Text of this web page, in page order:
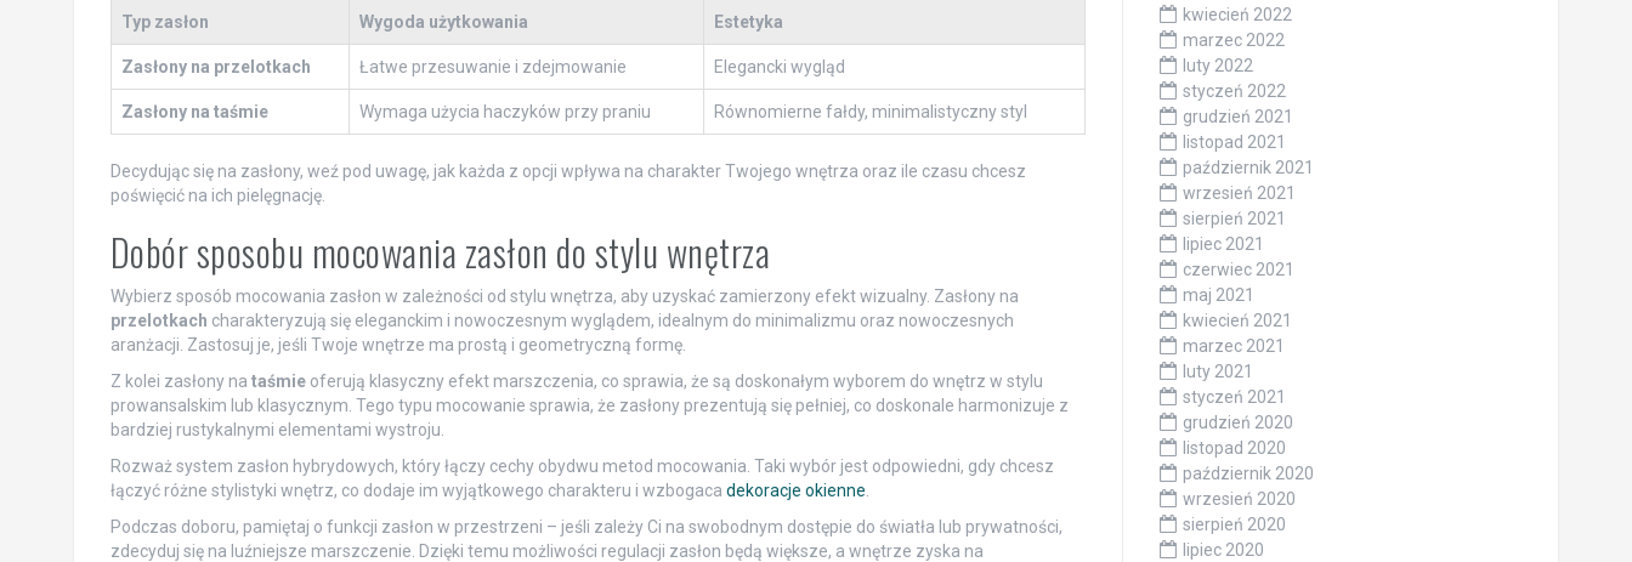
Typ zasłon Wygoda użytkowania Estetyka
Zasłony na przelotkach Łatwe przesuwanie i zdejmowanie Elegancki wygląd
Zasłony na taśmie Wymaga użycia haczyków przy praniu Równomierne fałdy, minimalistyczny styl
Decydując się na zasłony, weź pod uwagę, jak każda z opcji wpływa na charakter Twojego wnętrza oraz ile czasu chcesz
poświęcić na ich pielęgnację.
Dobór sposobu mocowania zasłon do stylu wnętrza
Wybierz sposób mocowania zasłon w zależności od stylu wnętrza, aby uzyskać zamierzony efekt wizualny. Zasłony na
przelotkach charakteryzują się eleganckim i nowoczesnym wyglądem, idealnym do minimalizmu oraz nowoczesnych
aranżacji. Zastosuj je, jeśli Twoje wnętrze ma prostą i geometryczną formę.
Z kolei zasłony na taśmieoferują klasyczny efekt marszczenia, co sprawia, że są doskonałym wyborem do wnętrz w stylu
prowansalskim lub klasycznym. Tego typu mocowanie sprawia, że zasłony prezentują się pełniej, co doskonale harmonizuje z
bardziej rustykalnymi elementami wystroju.
Rozważ system zasłon hybrydowych, który łączy cechy obydwu metod mocowania. Taki wybór jest odpowiedni, gdy chcesz
łączyć różne stylistyki wnętrz, co dodaje im wyjątkowego charakteru i wzbogaca dekoracje okienne
Podczas doboru, pamiętaj o funkcji zasłon w przestrzeni – jeśli zależy Ci na swobodnym dostępie do światła lub prywatności,
zdecyduj się na luźniejsze marszczenie. Dzięki temu możliwości regulacji zasłon będą większe, a wnętrze zyska na
kwiecień 2022
marzec 2022
luty 2022
styczeń 2022
grudzień 2021
listopad 2021
październik 2021
wrzesień 2021
sierpień 2021
lipiec 2021
czerwiec 2021
maj 2021
kwiecień 2021
marzec 2021
luty 2021
styczeń 2021
grudzień 2020
listopad 2020
październik 2020
wrzesień 2020
sierpień 2020
lipiec 2020